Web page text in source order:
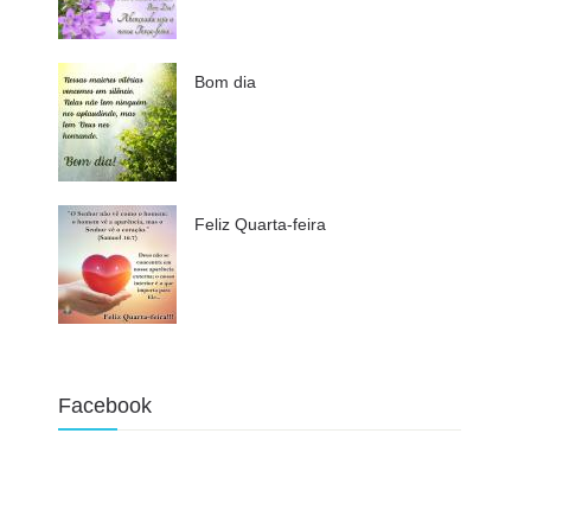
Bom dia
Feliz Quarta-feira
Facebook